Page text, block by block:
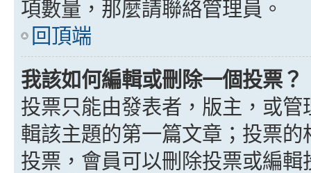
項數量，那麼請聯絡管理員。
回頂端
我該如何編輯或刪除一個投票？
投票只能由發表者，版主，或
輯該主題的第一篇文章；投票
投票，會員可以刪除投票或編